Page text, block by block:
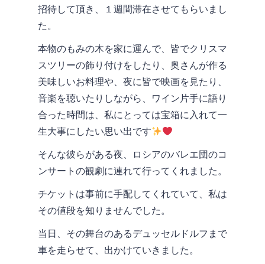
招待して頂き、１週間滞在させてもらいまし
た。
本物のもみの木を家に運んで、皆でクリスマ
スツリーの飾り付けをしたり、奥さんが作る
美味しいお料理や、夜に皆で映画を見たり、
音楽を聴いたりしながら、ワイン片手に語り
合った時間は、私にとっては宝箱に入れて一
生大事にしたい思い出です
そんな彼らがある夜、ロシアのバレエ団のコ
ンサートの観劇に連れて行ってくれました。
チケットは事前に手配してくれていて、私は
その値段を知りませんでした。
当日、その舞台のあるデュッセルドルフまで
車を走らせて、出かけていきました。